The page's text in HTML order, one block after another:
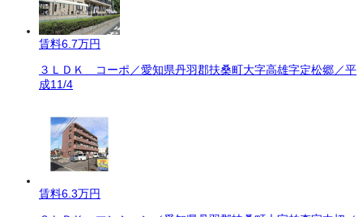
賃料6.7万円
３ＬＤＫ コーポ／愛知県丹羽郡扶桑町大字高雄字定松郷／平
成11/4
賃料6.3万円